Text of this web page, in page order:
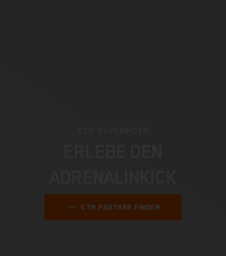
arrow_right_alt KTM PARTNER FINDEN